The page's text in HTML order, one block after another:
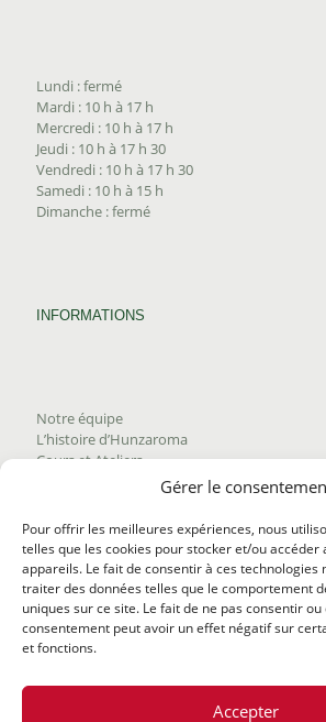
Gérer le
Pour offrir les meilleures expériences, nous
telles que les cookies pour stocker et/ou accéder
appareils. Le fait de consentir à ces technologies
traiter des données telles que le comportement
uniques sur ce site. Le fait de ne pas consentir
consentement peut avoir un effet négatif sur
et fonctions.
Accepter
Lundi : fermé
Mardi : 10 h à 17 h
Mercredi : 10 h à 17 h
Jeudi : 10 h à 17 h 30
Vendredi : 10 h à 17 h 30
Samedi : 10 h à 15 h
Dimanche : fermé
INFORMATIONS
Notre équipe
L’histoire d’Hunzaroma
Cours et Ateliers
Trouver nos produits
Politique de frais d'envoi
Termes et conditions
Politique de remboursement